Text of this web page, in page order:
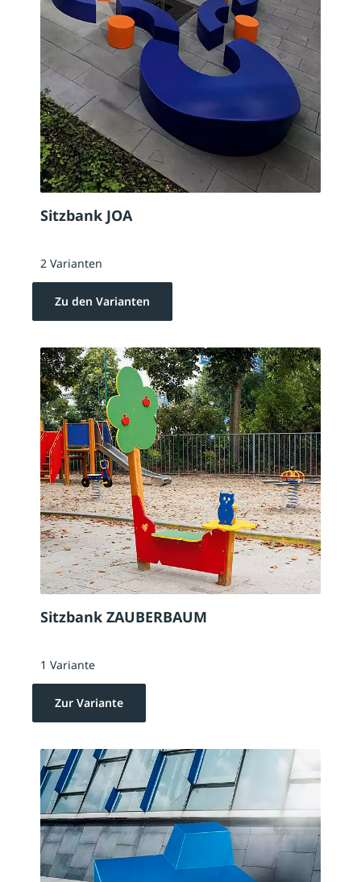
Sitzbank JOA
2 Varianten
Zu den Varianten
Sitzbank ZAUBERBAUM
1 Variante
Zur Variante